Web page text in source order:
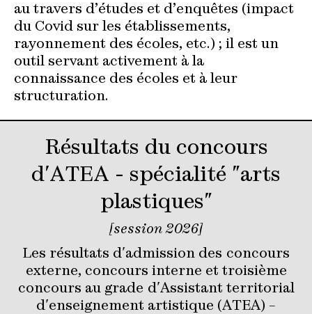
au travers d’études et d’enquêtes (impact
du Covid sur les établissements,
rayonnement des écoles, etc.) ; il est un
outil servant activement à la
connaissance des écoles et à leur
structuration.
Résultats du concours
d'ATEA - spécialité "arts
plastiques"
[session 2026]
Les résultats d'admission des concours
externe, concours interne et troisième
concours au grade d'Assistant territorial
d'enseignement artistique (ATEA) –